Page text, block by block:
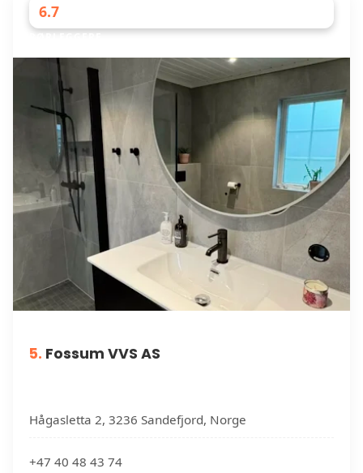
6.7
5. Fossum VVS AS
Hågasletta 2, 3236 Sandefjord, Norge
+47 40 48 43 74